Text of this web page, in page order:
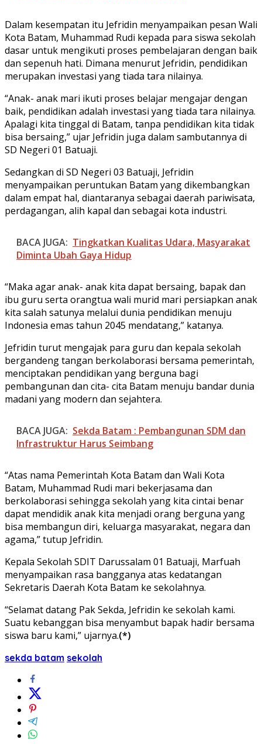
Dalam kesempatan itu Jefridin menyampaikan pesan Wali
Kota Batam, Muhammad Rudi kepada para siswa sekolah
dasar untuk mengikuti proses pembelajaran dengan baik
dan sepenuh hati. Dimana menurut Jefridin, pendidikan
merupakan investasi yang tiada tara nilainya.
“Anak- anak mari ikuti proses belajar mengajar dengan
baik, pendidikan adalah investasi yang tiada tara nilainya.
Apalagi kita tinggal di Batam, tanpa pendidikan kita tidak
bisa bersaing,” ujar Jefridin juga dalam sambutannya di
SD Negeri 01 Batuaji.
Sedangkan di SD Negeri 03 Batuaji, Jefridin
menyampaikan peruntukan Batam yang dikembangkan
dalam empat hal, diantaranya sebagai daerah pariwisata,
perdagangan, alih kapal dan sebagai kota industri.
BACA JUGA: Tingkatkan Kualitas Udara, Masyarakat
Diminta Ubah Gaya Hidup
“Maka agar anak- anak kita dapat bersaing, bapak dan
ibu guru serta orangtua wali murid mari persiapkan anak
kita salah satunya melalui dunia pendidikan menuju
Indonesia emas tahun 2045 mendatang,” katanya.
Jefridin turut mengajak para guru dan kepala sekolah
bergandeng tangan berkolaborasi bersama pemerintah,
menciptakan pendidikan yang berguna bagi
pembangunan dan cita- cita Batam menuju bandar dunia
madani yang modern dan sejahtera.
BACA JUGA: Sekda Batam : Pembangunan SDM dan
Infrastruktur Harus Seimbang
“Atas nama Pemerintah Kota Batam dan Wali Kota
Batam, Muhammad Rudi mari bekerjasama dan
berkolaborasi sehingga sekolah yang kita cintai benar
dapat mendidik anak kita menjadi orang berguna yang
bisa membangun diri, keluarga masyarakat, negara dan
agama,” tutup Jefridin.
Kepala Sekolah SDIT Darussalam 01 Batuaji, Marfuah
menyampaikan rasa bangganya atas kedatangan
Sekretaris Daerah Kota Batam ke sekolahnya.
“Selamat datang Pak Sekda, Jefridin ke sekolah kami.
Suatu kebanggan bisa menyambut bapak hadir bersama
siswa baru kami,” ujarnya.(*)
sekda batam sekolah